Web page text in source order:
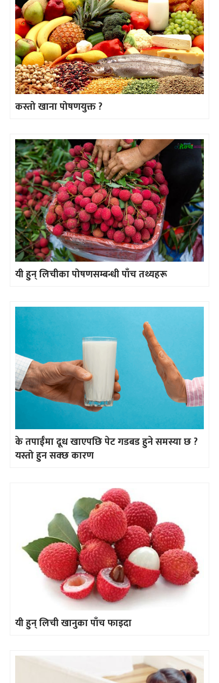
कस्तो खाना पोषणयुक्त ?
यी हुन् लिचीका पोषणसम्बन्धी पाँच तथ्यहरू
के तपाईँमा दूध खाएपछि पेट गडबड हुने समस्या छ ?
यस्तो हुन सक्छ कारण
यी हुन् लिची खानुका पाँच फाइदा